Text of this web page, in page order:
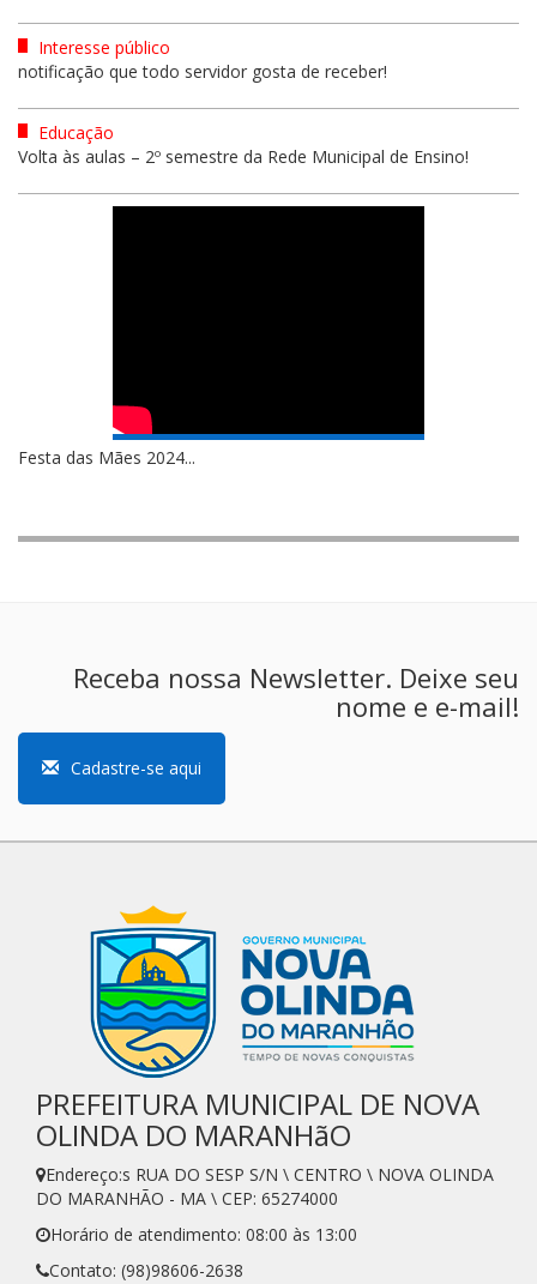
Interesse público
notificação que todo servidor gosta de receber!
Educação
Volta às aulas – 2º semestre da Rede Municipal de Ensino!
Festa das Mães 2024...
Receba nossa Newsletter. Deixe seu
nome e e-mail!
Cadastre-se aqui
PREFEITURA MUNICIPAL DE NOVA
OLINDA DO MARANHãO
Endereço:s RUA DO SESP S/N \ CENTRO \ NOVA OLINDA
DO MARANHÃO - MA \ CEP: 65274000
Horário de atendimento: 08:00 às 13:00
Contato: (98)98606-2638